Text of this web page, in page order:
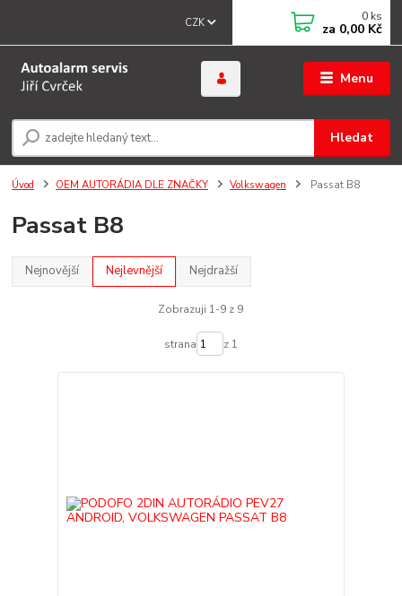
Menu
CZK
Hledat
0 ks
za 0,00 Kč
Úvod OEM AUTORÁDIA DLE ZNAČKY Volkswagen Passat B8
Passat B8
Nejnovější Nejlevnější Nejdražší
Zobrazuji 1-9 z 9
strana z 1